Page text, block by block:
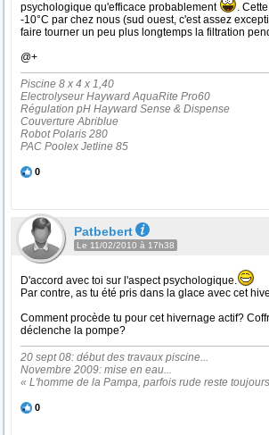
psychologique qu'efficace probablement
.
-10°C par chez nous (sud ouest, c'est assez
faire tourner un peu plus longtemps la filtration
@+
Piscine 8 x 4 x 1,40
Electrolyseur Hayward AquaRite Pro60
Régulation pH Hayward Sense & Dispense
Couverture Abriblue
Robot Polaris 280
PAC Poolex Jetline 85
0
Patbebert
Le 11/02/2010 à 17h38
D'accord avec toi sur l'aspect psychologique.
Par contre, as tu été pris dans la glace avec cet
Comment procède tu pour cet hivernage actif?
déclenche la pompe?
20 sept 08: début des travaux piscine...
Novembre 2009: mise en eau...
« L'homme de la Pampa, parfois rude reste
0